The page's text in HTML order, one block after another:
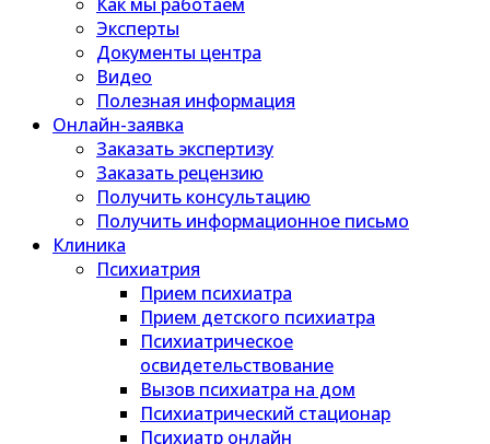
Эксперты
Документы центра
Видео
Полезная информация
Онлайн-заявка
Заказать экспертизу
Заказать рецензию
Получить консультацию
Получить информационное письмо
Клиника
Психиатрия
Прием психиатра
Прием детского психиатра
Психиатрическое
освидетельствование
Вызов психиатра на дом
Психиатрический стационар
Психиатр онлайн